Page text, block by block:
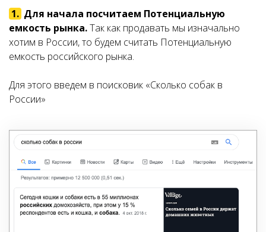
1. Для начала посчитаем Потенциальную
емкость рынка.Так как продавать мы изначально
хотим в России, то будем считать Потенциальную
емкость российского рынка.
Для этого введем в поисковик «Сколько собак в
России»